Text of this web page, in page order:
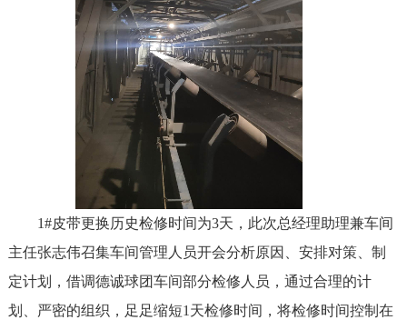
1#皮带更换历史检修时间为3天，此次总经理助理兼车间
主任张志伟召集车间管理人员开会分析原因、安排对策、制
定计划，借调德诚球团车间部分检修人员，通过合理的计
划、严密的组织，足足缩短1天检修时间，将检修时间控制在